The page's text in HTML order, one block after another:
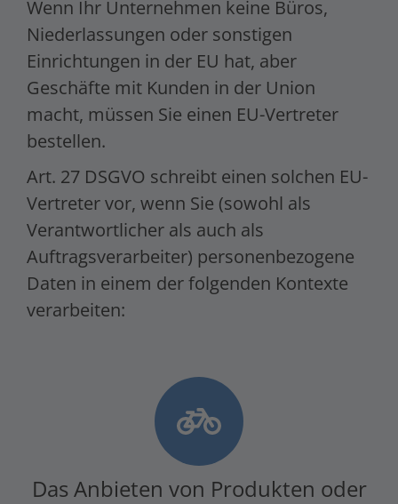
Wenn Ihr Unternehmen keine Büros,
Niederlassungen oder sonstigen
Einrichtungen in der EU hat, aber
Geschäfte mit Kunden in der Union
macht, müssen Sie einen EU-Vertreter
bestellen.
Art. 27 DSGVO schreibt einen solchen EU-
Vertreter vor, wenn Sie (sowohl als
Verantwortlicher als auch als
Auftragsverarbeiter) personenbezogene
Daten in einem der folgenden Kontexte
verarbeiten:
Das Anbieten von Produkten oder